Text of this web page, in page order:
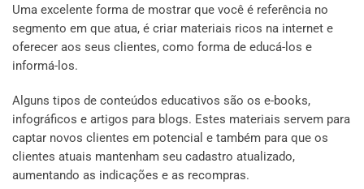
Uma excelente forma de mostrar que você é referência no
segmento em que atua, é criar materiais ricos na internet e
oferecer aos seus clientes, como forma de educá-los e
informá-los.
Alguns tipos de conteúdos educativos são os e-books,
infográficos e artigos para blogs. Estes materiais servem para
captar novos clientes em potencial e também para que os
clientes atuais mantenham seu cadastro atualizado,
aumentando as indicações e as recompras.